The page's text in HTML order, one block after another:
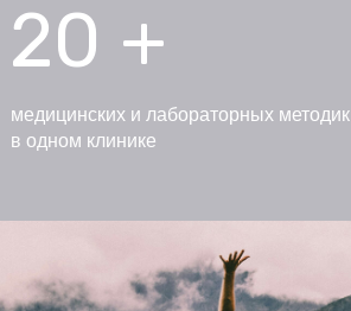
20 +
медицинских и лабораторных методик
в одном клинике